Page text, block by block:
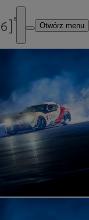
Otwórz menu